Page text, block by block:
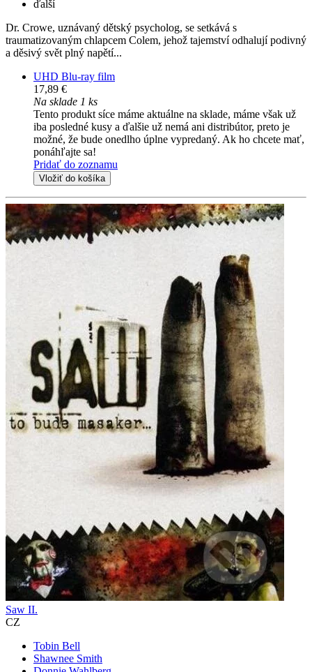
ďalší
Dr. Crowe, uznávaný dětský psycholog, se setkává s
traumatizovaným chlapcem Colem, jehož tajemství odhalují podivný
a děsivý svět plný napětí...
UHD Blu-ray film
17,89 €
Na sklade 1 ks
Tento produkt síce máme aktuálne na sklade, máme však už
iba posledné kusy a ďalšie už nemá ani distribútor, preto je
možné, že bude onedlho úplne vypredaný. Ak ho chcete mať,
ponáhľajte sa!
Pridať do zoznamu
Vložiť do košíka
Saw II.
CZ
Tobin Bell
Shawnee Smith